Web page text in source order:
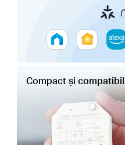
Compact și compatibil